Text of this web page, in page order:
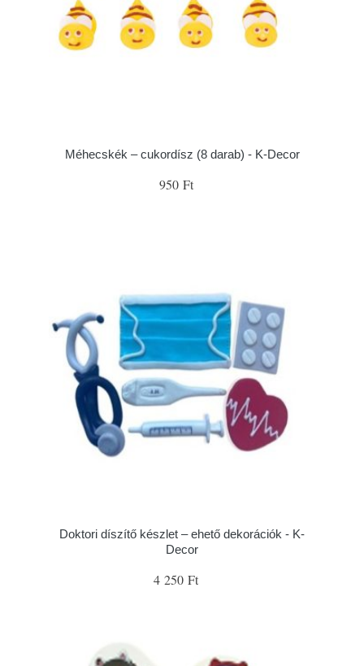
Méhecskék – cukordísz (8 darab) - K-Decor
950 Ft
Doktori díszítő készlet – ehető dekorációk - K-
Decor
4 250 Ft